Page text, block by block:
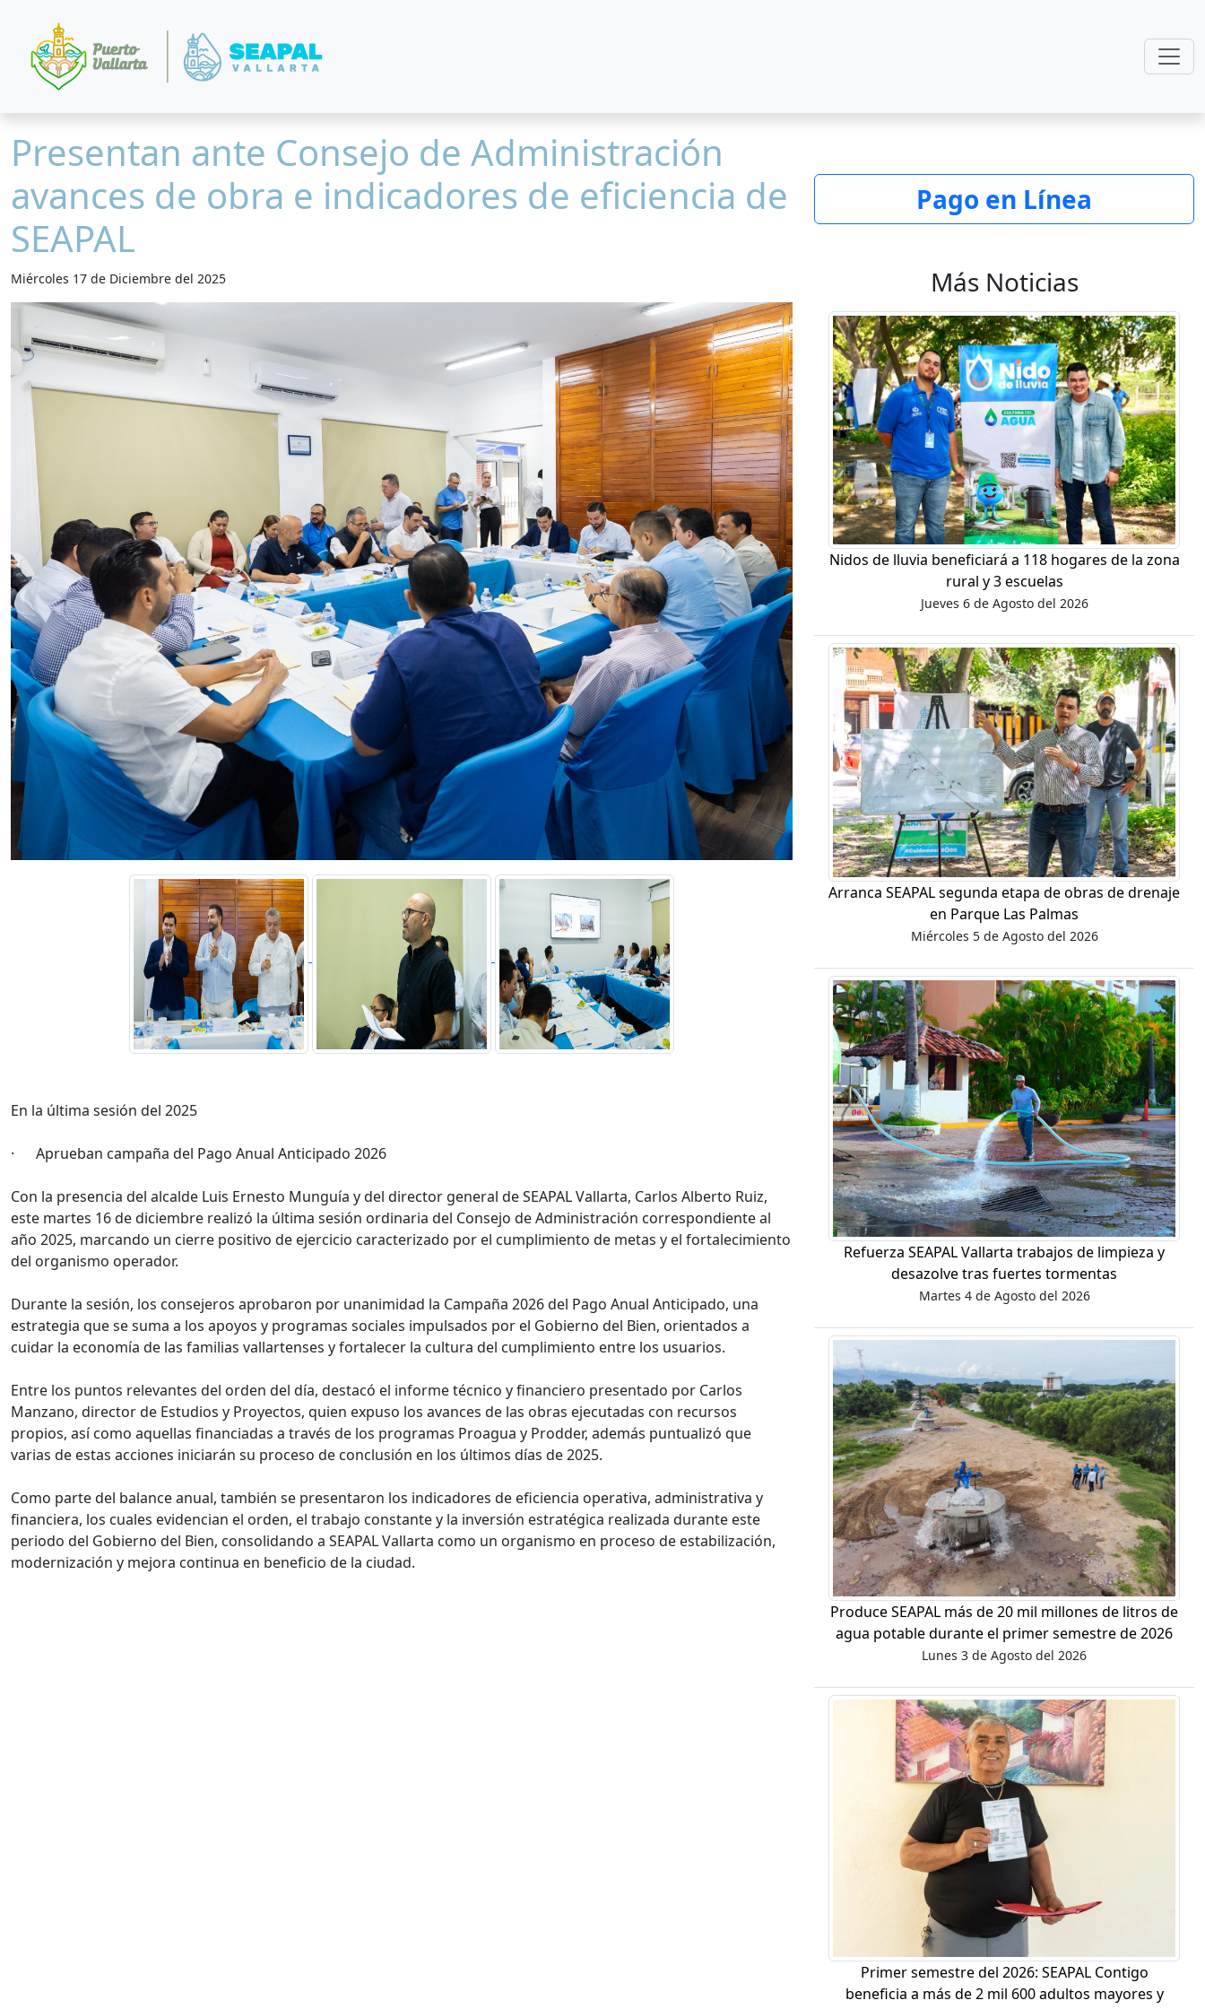
Presentan ante Consejo de Administración
avances de obra e indicadores de eficiencia de
SEAPAL
Miércoles 17 de Diciembre del 2025
En la última sesión del 2025
· Aprueban campaña del Pago Anual Anticipado 2026
Con la presencia del alcalde Luis Ernesto Munguía y del director general de SEAPAL Vallarta, Carlos Alberto Ruiz,
este martes 16 de diciembre realizó la última sesión ordinaria del Consejo de Administración correspondiente al
año 2025, marcando un cierre positivo de ejercicio caracterizado por el cumplimiento de metas y el fortalecimiento
del organismo operador.
Durante la sesión, los consejeros aprobaron por unanimidad la Campaña 2026 del Pago Anual Anticipado, una
estrategia que se suma a los apoyos y programas sociales impulsados por el Gobierno del Bien, orientados a
cuidar la economía de las familias vallartenses y fortalecer la cultura del cumplimiento entre los usuarios.
Entre los puntos relevantes del orden del día, destacó el informe técnico y financiero presentado por Carlos
Manzano, director de Estudios y Proyectos, quien expuso los avances de las obras ejecutadas con recursos
propios, así como aquellas financiadas a través de los programas Proagua y Prodder, además puntualizó que
varias de estas acciones iniciarán su proceso de conclusión en los últimos días de 2025.
Como parte del balance anual, también se presentaron los indicadores de eficiencia operativa, administrativa y
financiera, los cuales evidencian el orden, el trabajo constante y la inversión estratégica realizada durante este
periodo del Gobierno del Bien, consolidando a SEAPAL Vallarta como un organismo en proceso de estabilización,
modernización y mejora continua en beneficio de la ciudad.
Pago en Línea
Más Noticias
Nidos de lluvia beneficiará a 118 hogares de la zona
rural y 3 escuelas
Jueves 6 de Agosto del 2026
Arranca SEAPAL segunda etapa de obras de drenaje
en Parque Las Palmas
Miércoles 5 de Agosto del 2026
Refuerza SEAPAL Vallarta trabajos de limpieza y
desazolve tras fuertes tormentas
Martes 4 de Agosto del 2026
Produce SEAPAL más de 20 mil millones de litros de
agua potable durante el primer semestre de 2026
Lunes 3 de Agosto del 2026
Primer semestre del 2026: SEAPAL Contigo
beneficia a más de 2 mil 600 adultos mayores y